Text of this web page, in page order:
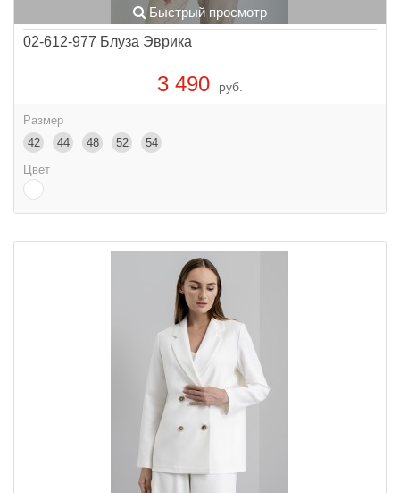
Быстрый просмотр
02-612-977 Блуза Эврика
3 490 руб.
Размер
42
44 48 52
54
Цвет